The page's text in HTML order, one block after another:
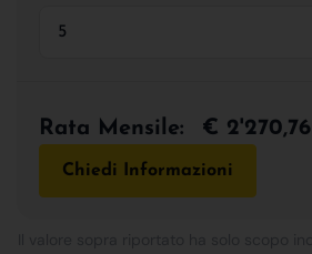
Rata Mensile: € 2'270,76
Chiedi Informazioni